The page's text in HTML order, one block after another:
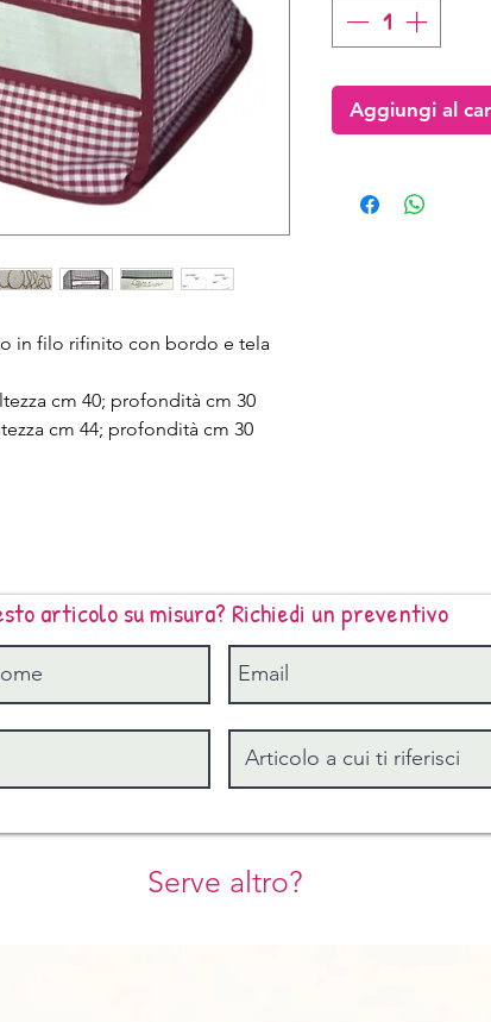
in filo rifinito con bordo e tela
cm 40; profondità cm 30
cm 44; profondità cm 30
Aggiungi al
articolo su misura? Richiedi un preventivo
Serve altro?